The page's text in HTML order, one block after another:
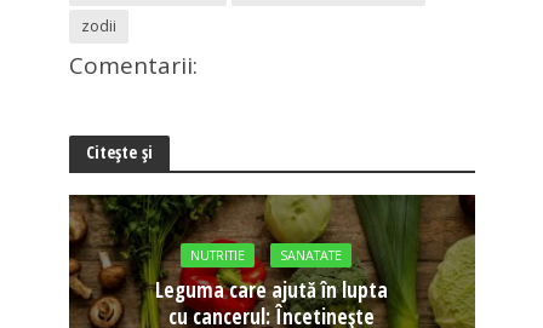
zodii
Comentarii:
Citește și
NUTRITIE SANATATE
Leguma care ajută în lupta
cu cancerul: Încetinește